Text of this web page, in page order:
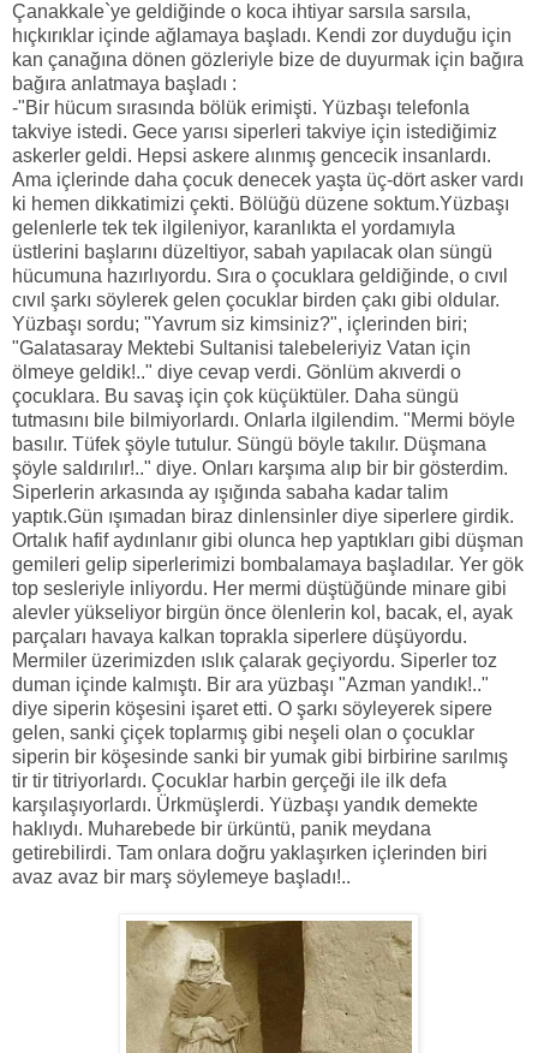
Çanakkale`ye geldiğinde o koca ihtiyar sarsıla sarsıla,
hıçkırıklar içinde ağlamaya başladı. Kendi zor duyduğu için
kan çanağına dönen gözleriyle bize de duyurmak için bağıra
bağıra anlatmaya başladı :
-"Bir hücum sırasında bölük erimişti. Yüzbaşı telefonla
takviye istedi. Gece yarısı siperleri takviye için istediğimiz
askerler geldi. Hepsi askere alınmış gencecik insanlardı.
Ama içlerinde daha çocuk denecek yaşta üç-dört asker vardı
ki hemen dikkatimizi çekti. Bölüğü düzene soktum.Yüzbaşı
gelenlerle tek tek ilgileniyor, karanlıkta el yordamıyla
üstlerini başlarını düzeltiyor, sabah yapılacak olan süngü
hücumuna hazırlıyordu. Sıra o çocuklara geldiğinde, o cıvıl
cıvıl şarkı söylerek gelen çocuklar birden çakı gibi oldular.
Yüzbaşı sordu; "Yavrum siz kimsiniz?", içlerinden biri;
"Galatasaray Mektebi Sultanisi talebeleriyiz Vatan için
ölmeye geldik!.." diye cevap verdi. Gönlüm akıverdi o
çocuklara. Bu savaş için çok küçüktüler. Daha süngü
tutmasını bile bilmiyorlardı. Onlarla ilgilendim. "Mermi böyle
basılır. Tüfek şöyle tutulur. Süngü böyle takılır. Düşmana
şöyle saldırılır!.." diye. Onları karşıma alıp bir bir gösterdim.
Siperlerin arkasında ay ışığında sabaha kadar talim
yaptık.Gün ışımadan biraz dinlensinler diye siperlere girdik.
Ortalık hafif aydınlanır gibi olunca hep yaptıkları gibi düşman
gemileri gelip siperlerimizi bombalamaya başladılar. Yer gök
top sesleriyle inliyordu. Her mermi düştüğünde minare gibi
alevler yükseliyor birgün önce ölenlerin kol, bacak, el, ayak
parçaları havaya kalkan toprakla siperlere düşüyordu.
Mermiler üzerimizden ıslık çalarak geçiyordu. Siperler toz
duman içinde kalmıştı. Bir ara yüzbaşı "Azman yandık!.."
diye siperin köşesini işaret etti. O şarkı söyleyerek sipere
gelen, sanki çiçek toplarmış gibi neşeli olan o çocuklar
siperin bir köşesinde sanki bir yumak gibi birbirine sarılmış
tir tir titriyorlardı. Çocuklar harbin gerçeği ile ilk defa
karşılaşıyorlardı. Ürkmüşlerdi. Yüzbaşı yandık demekte
haklıydı. Muharebede bir ürküntü, panik meydana
getirebilirdi. Tam onlara doğru yaklaşırken içlerinden biri
avaz avaz bir marş söylemeye başladı!..